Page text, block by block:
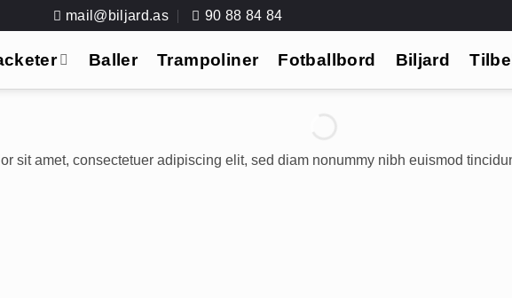
mail@biljard.as 90 88 84 84
Baller Trampoliner Fotballbord Biljard
sit amet, consectetuer adipiscing elit, sed diam nonummy nibh euismod